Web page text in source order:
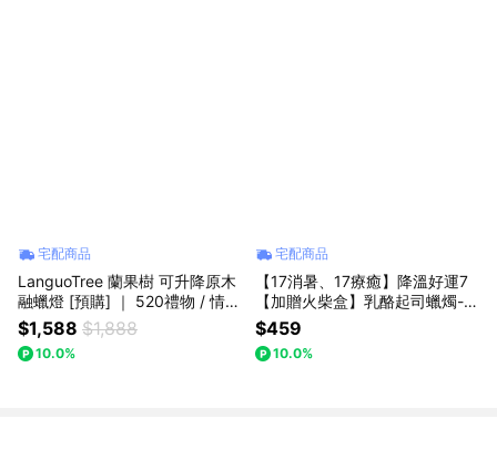
宅配商品
LanguoTree 蘭果樹 可升降原木
融蠟燈 [預購] ｜ 520禮物 / 情人
節禮物 / 雙子座生日禮物
$1,588 $1,888
10.0%
宅配商品
【17消暑、17療癒】降溫好運7
【加贈火柴盒】乳酪起司蠟燭-湯
姆貓與傑利鼠的最愛(牡羊座生日
禮物情人節禮物交換禮物)【Lan
guoTree蘭果樹】
$459
10.0%